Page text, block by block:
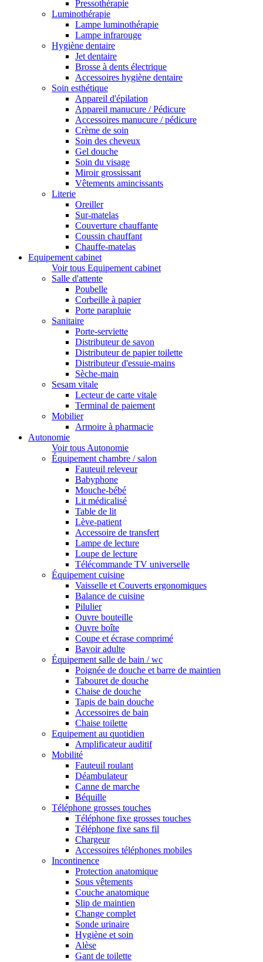
Pressothérapie
Luminothérapie
Lampe luminothérapie
Lampe infrarouge
Hygiène dentaire
Jet dentaire
Brosse à dents électrique
Accessoires hygiène dentaire
Soin esthétique
Appareil d'épilation
Appareil manucure / Pédicure
Accessoires manucure / pédicure
Crème de soin
Soin des cheveux
Gel douche
Soin du visage
Miroir grossissant
Vêtements amincissants
Literie
Oreiller
Sur-matelas
Couverture chauffante
Coussin chauffant
Chauffe-matelas
Equipement cabinet
Voir tous Equipement cabinet
Salle d'attente
Poubelle
Corbeille à papier
Porte parapluie
Sanitaire
Porte-serviette
Distributeur de savon
Distributeur de papier toilette
Distributeur d'essuie-mains
Sèche-main
Sesam vitale
Lecteur de carte vitale
Terminal de paiement
Mobilier
Armoire à pharmacie
Autonomie
Voir tous Autonomie
Équipement chambre / salon
Fauteuil releveur
Babyphone
Mouche-bébé
Lit médicalisé
Table de lit
Lève-patient
Accessoire de transfert
Lampe de lecture
Loupe de lecture
Télécommande TV universelle
Équipement cuisine
Vaisselle et Couverts ergonomiques
Balance de cuisine
Pilulier
Ouvre bouteille
Ouvre boîte
Coupe et écrase comprimé
Bavoir adulte
Équipement salle de bain / wc
Poignée de douche et barre de maintien
Tabouret de douche
Chaise de douche
Tapis de bain douche
Accessoires de bain
Chaise toilette
Equipement au quotidien
Amplificateur auditif
Mobilité
Fauteuil roulant
Déambulateur
Canne de marche
Béquille
Téléphone grosses touches
Téléphone fixe grosses touches
Téléphone fixe sans fil
Chargeur
Accessoires téléphones mobiles
Incontinence
Protection anatomique
Sous vêtements
Couche anatomique
Slip de maintien
Change complet
Sonde urinaire
Hygiène et soin
Alèse
Gant de toilette